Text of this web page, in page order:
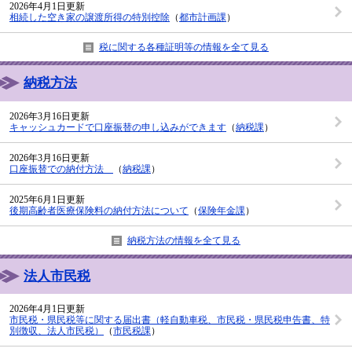
2026年4月1日更新
相続した空き家の譲渡所得の特別控除 （都市計画課）
税に関する各種証明等の情報を全て見る
納税方法
2026年3月16日更新
キャッシュカードで口座振替の申し込みができます （納税課 ）
2026年3月16日更新
口座振替での納付方法
（納税課 ）
2025年6月1日更新
後期高齢者医療保険料の納付方法について （保険年金課 ）
納税方法の情報を全て見る
法人市民税
2026年4月1日更新
市民税・県民税等に関する届出書（軽自動車税、市民税・県民税申告書、特
別徴収、法人市民税）
（市民税課 ）